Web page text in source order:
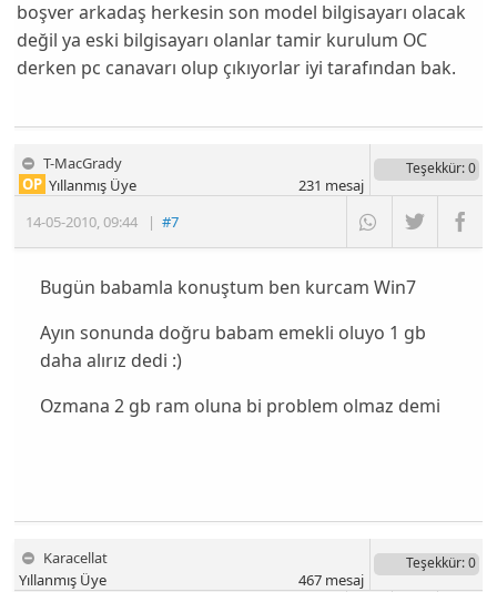
boşver arkadaş herkesin son model bilgisayarı olacak
değil ya eski bilgisayarı olanlar tamir kurulum OC
derken pc canavarı olup çıkıyorlar iyi tarafından bak.
T-MacGrady
14-05-2010,09:44 |#7
OP Yıllanmış Üye
Teşekkür: 0
231 mesaj
Bugün babamla konuştum ben kurcam Win7
Ayın sonunda doğru babam emekli oluyo 1 gb
daha alırız dedi :)
Ozmana 2 gb ram oluna bi problem olmaz demi
Karacellat
Yıllanmış Üye
Teşekkür: 0
467mesaj